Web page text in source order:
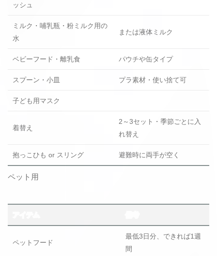
ッシュ
ミルク・哺乳瓶・粉ミルク用の
水
または液体ミルク
ベビーフード・離乳食 パウチや缶タイプ
スプーン・小皿 プラ素材・使い捨て可
子ども用マスク
着替え
2～3セット・季節ごとに入
れ替え
抱っこひも or スリング 避難時に両手が空く
ペット用
ペットフード
最低3日分、できれば1週
間